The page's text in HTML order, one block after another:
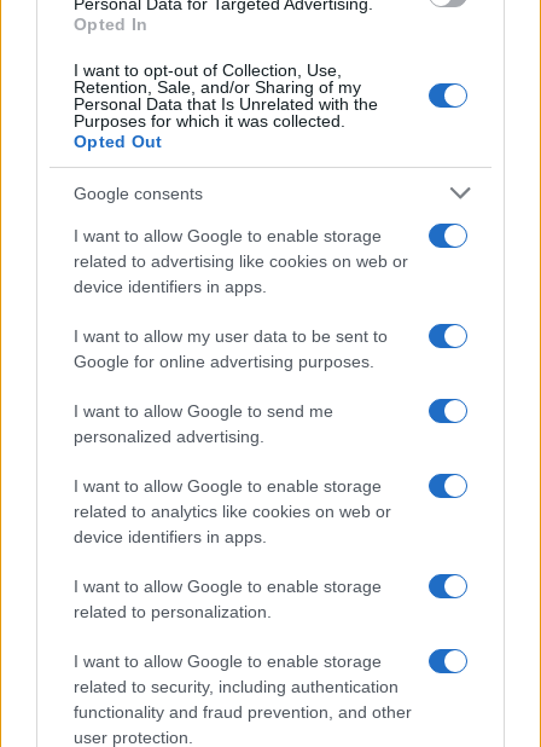
Opted In
I want to opt-out of Collection, Use,
Retention, Sale, and/or Sharing of my
Personal Data that Is Unrelated with the
Purposes for which it was collected.
Opted Out
Google consents
I want to allow Google to enable storage
related to advertising like cookies on web or
device identifiers in apps.
I want to allow my user data to be sent to
Google for online advertising purposes.
I want to allow Google to send me
personalized advertising.
I want to allow Google to enable storage
related to analytics like cookies on web or
device identifiers in apps.
I want to allow Google to enable storage
related to personalization.
I want to allow Google to enable storage
related to security, including authentication
functionality and fraud prevention, and other
user protection.
Χρήση τεχνητής νοημοσύνης ως
«κυνηγού υποβρυχίων» από το
Αμερικανικό Ναυτικό
ΕΞΕΛΙΞΗ: Η γαλλική Meridiam μπήκε
στο έργο ηλεκτρικής διασύνδεσης
Ελλάδας–Κύπρου
Η Βρετανία δεν θα προχωρήσει σε
δημόσια έρευνα για την υπόθεση Έπστιν